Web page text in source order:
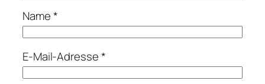
Name*
E-Mail-Adresse*